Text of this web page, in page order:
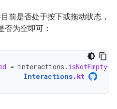
前是否处于按下或拖动状态，
否为空即可：
= interactions . isNotEmpty()
Interactions. kt